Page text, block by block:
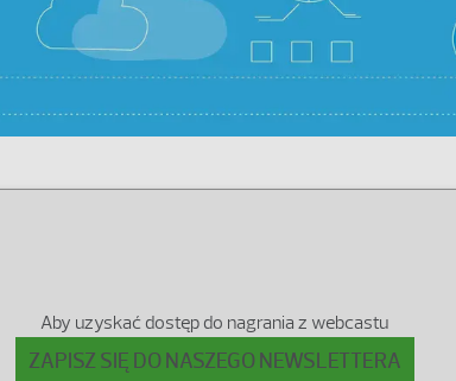
Aby uzyskać dostęp do nagrania z webcastu
ZAPISZ SIĘ DO NASZEGO NEWSLETTERA